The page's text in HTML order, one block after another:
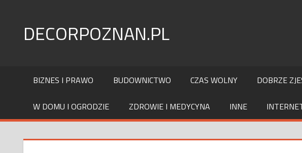
contentDECORPOZNAN.PL
BIZNES I PRAWO BUDOWNICTWO CZAS WOLNY DOBRZE
W DOMU I OGRODZIE ZDROWIE I MEDYCYNA INNE